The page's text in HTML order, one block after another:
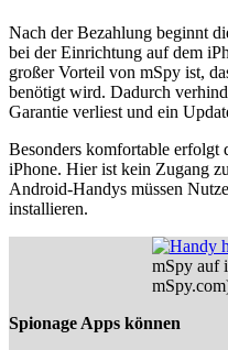
Nach der Bezahlung beginnt
bei der Einrichtung auf dem
großer Vorteil von mSpy ist,
benötigt wird. Dadurch
Garantie verliest und ein
Besonders komfortable erfolgt
iPhone. Hier ist kein Zugang
Android-Handys müssen
installieren.
mSpy auf
Spionage Apps können